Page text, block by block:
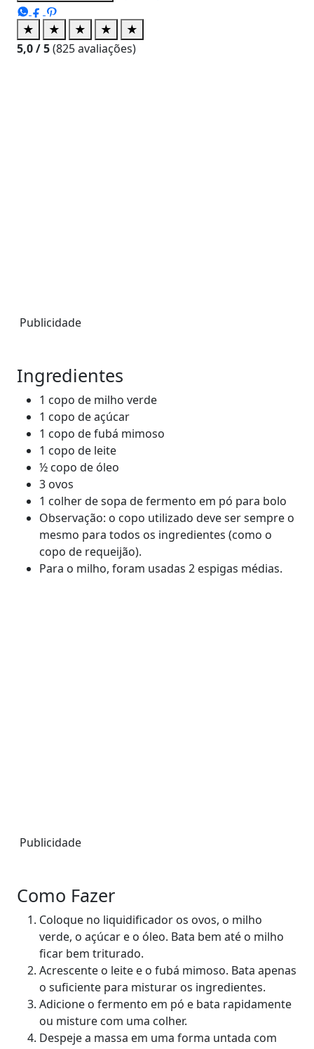
★ ★ ★ ★
★
5,0/ 5(825avaliações)
Publicidade
Ingredientes
1 copo de milho verde
1 copo de açúcar
1 copo de fubá mimoso
1 copo de leite
½ copo de óleo
3 ovos
1 colher de sopa de fermento em pó para bolo
Observação: o copo utilizado deve ser sempre o
mesmo para todos os ingredientes (como o
copo de requeijão).
Para o milho, foram usadas 2 espigas médias.
Publicidade
Como Fazer
Coloque no liquidificador os ovos, o milho
verde, o açúcar e o óleo. Bata bem até o milho
ficar bem triturado.
Acrescente o leite e o fubá mimoso. Bata apenas
o suficiente para misturar os ingredientes.
Adicione o fermento em pó e bata rapidamente
ou misture com uma colher.
Despeje a massa em uma forma untada com